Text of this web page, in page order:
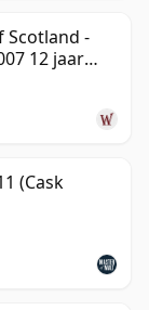
Scotland -
12 jaar
(Cask